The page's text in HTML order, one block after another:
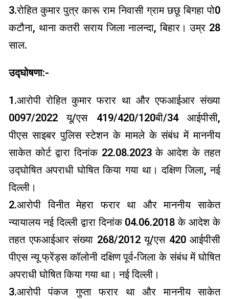
3.रोहित कुमार पुत्र कारू राम निवासी ग्राम छछू बिगहा पो0
कटौना, थाना कतरी सराय जिला नालन्दा, बिहार। उम्र 28
साल.
उद्घोषणा:-
1.आरोपी रोहित कुमार फरार था और एफआईआर संख्या
0097/2022 यू/एस 419/420/120बी/34 आईपीसी,
पीएस साइबर पुलिस स्टेशन के मामले के संबंध में माननीय
साकेत कोर्ट द्वारा दिनांक 22.08.2023 के आदेश के तहत
उद्घोषित अपराधी घोषित किया गया था। दक्षिण जिला, नई
दिल्ली।
2.आरोपी विनीत मेहरा फरार था और माननीय साकेत
न्यायालय नई दिल्ली द्वारा दिनांक 04.06.2018 के आदेश के
तहत एफआईआर संख्या 268/2012 यू/एस 420 आईपीसी
पीएस न्यू फ्रेंड्स कॉलोनी दक्षिण पूर्व-जिला के संबंध में घोषित
अपराधी घोषित किया गया था। नई दिल्ली।
3.आरोपी पंकज गुप्ता फरार था और माननीय साकेत